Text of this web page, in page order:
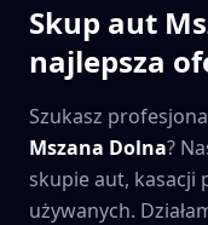
Skup aut
najlepsza
Szukasz
Mszana Dolna?
skupie aut, kasacji
używanych.